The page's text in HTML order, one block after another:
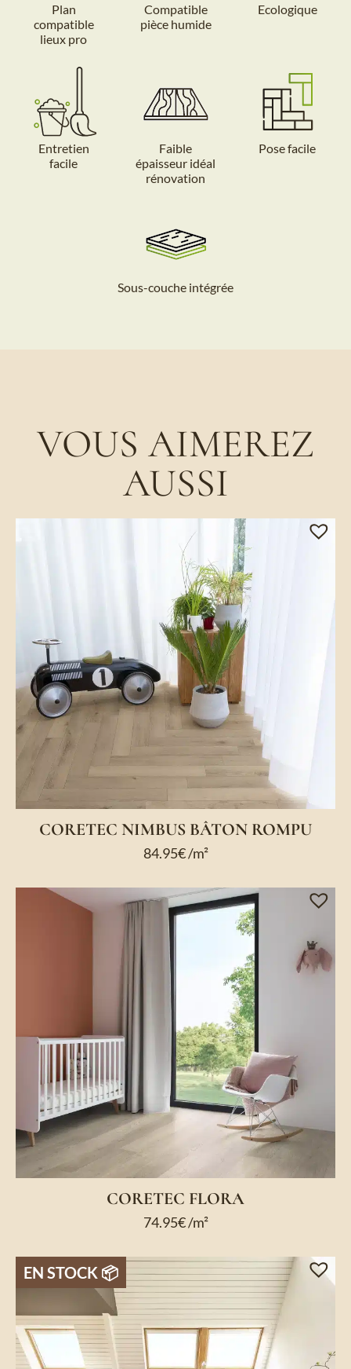
Plan
compatible
lieux pro
Compatible
pièce humide
Ecologique
Entretien
facile
Faible
épaisseur idéal
rénovation
Pose facile
Sous-couche intégrée
VOUS AIMEREZ
AUSSI
CORETEC NIMBUS BÂTON ROMPU
84.95€/m²
CORETEC FLORA
74.95€/m²
EN STOCK 📦